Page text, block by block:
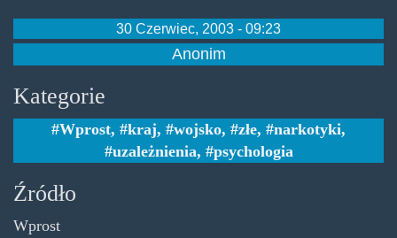
30 Czerwiec, 2003 - 09:23
Anonim
Kategorie
Wprost, kraj, wojsko, złe, narkotyki,
uzależnienia, psychologia
Źródło
Wprost